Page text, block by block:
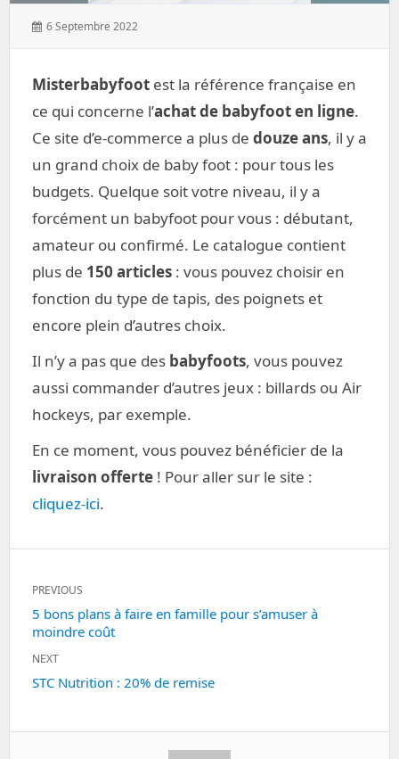
Posted
6 Septembre 2022
Misterbabyfoot est la référence française en
ce qui concerne l’achat de babyfoot en ligne.
Ce site d’e-commerce a plus de douze ans, il y a
un grand choix de baby foot : pour tous les
budgets. Quelque soit votre niveau, il y a
forcément un babyfoot pour vous : débutant,
amateur ou confirmé. Le catalogue contient
plus de 150 articles : vous pouvez choisir en
fonction du type de tapis, des poignets et
encore plein d’autres choix.
Il n’y a pas que des babyfoots, vous pouvez
aussi commander d’autres jeux : billards ou Air
hockeys, par exemple.
En ce moment, vous pouvez bénéficier de la
livraison offerte ! Pour aller sur le site :
cliquez-ici.
Navigation
de
l’article
PREVIOUS
Previous
post:
5 bons plans à faire en famille pour s’amuser à
moindre coût
NEXT
Next
STC Nutrition : 20% de remise